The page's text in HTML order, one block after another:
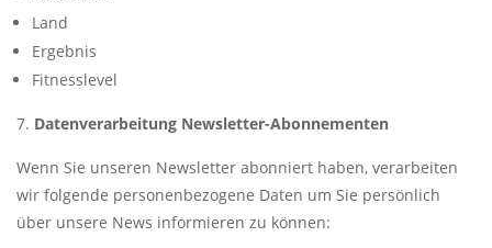
Land
Ergebnis
Fitnesslevel
Datenverarbeitung Newsletter-Abonnementen
Wenn Sie unseren Newsletter abonniert haben, verarbeiten
wir folgende personenbezogene Daten um Sie persönlich
über unsere News informieren zu können: